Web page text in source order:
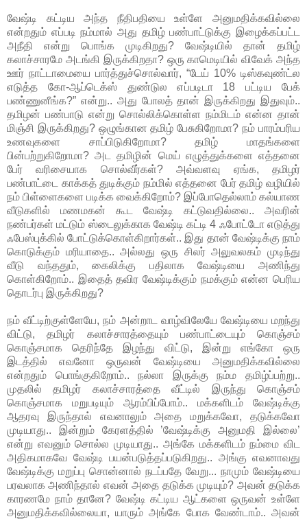
வேஷ்டி கட்டிய அந்த நீதிபதியை உள்ளே அனுமதிக்கவில்லை
என்றதும் எப்படி நம்மால் அது தமிழ் பண்பாட்டுக்கு இழைக்கப்பட்ட
அநீதி என்று பொங்க முடிகிறது? வேஷ்டியில் தான் தமிழ்
கலாச்சாரமே அடங்கி இருக்கிறதா? ஒரு காமெடியில் விவேக் அந்த
ஊர் நாட்டாமையை பார்த்துச்சொல்வார், “டேய் 10% டிஸ்கவுண்ட்ல
எடுத்த கோ-ஆப்டெக்ஸ் துண்டுல எப்படிடா 18 பட்டிய பேக்
பண்ணுனீங்க?” என்று.. அது போலத் தான் இருக்கிறது இதுவும்..
தமிழன் பண்பாடு என்று சொல்லிக்கொள்ள நம்மிடம் என்ன தான்
மிஞ்சி இருக்கிறது? ஒழுங்கான தமிழ் பேசுகிறோமா? நம் பாரம்பரிய
உணவுகளை சாப்பிடுகிறோமா? தமிழ் மாதங்களை
பின்பற்றுகிறோமா? அட தமிழின் மெய் எழுத்துக்களை எத்தனை
பேர் வரிசையாக சொல்வீர்கள்? அவ்வளவு ஏங்க, தமிழர்
பண்பாட்டை காக்கத் துடிக்கும் நம்மில் எத்தனை பேர் தமிழ் வழியில்
நம் பிள்ளைகளை படிக்க வைக்கிறோம்? இப்போதெல்லாம் கல்யாண
வீடுகளில் மணமகன் கூட வேஷ்டி கட்டுவதில்லை.. அவரின்
நண்பர்கள் மட்டும் ஸ்டைலுக்காக வேஷ்டி கட்டி 4 ஃபோட்டோ எடுத்து
ஃபேஸ்புக்கில் போட்டுக்கொள்கிறார்கள்.. இது தான் வேஷ்டிக்கு நாம்
கொடுக்கும் மரியாதை.. அல்லது ஒரு சிலர் அலுவலகம் முடிந்து
வீடு வந்ததும், கைலிக்கு பதிலாக வேஷ்டியை அணிந்து
கொள்கிறோம்.. இதைத் தவிர வேஷ்டிக்கும் நமக்கும் என்ன பெரிய
தொடர்பு இருக்கிறது?
நம் வீட்டிற்குள்ளேயே, நம் அன்றாட வாழ்விலேயே வேஷ்டியை மறந்து
விட்டு, தமிழர் கலாச்சாரத்தையும் பண்பாட்டையும் கொஞ்சம்
கொஞ்சமாக தெரிந்தே இழந்து விட்டு, இன்று எங்கோ ஒரு
இடத்தில் எவனோ ஒருவன் வேஷ்டியை அனுமதிக்கவில்லை
என்றதும் பொங்குகிறோம்.. நல்லா இருக்கு நம்ம தமிழ்ப்பற்று..
முதலில் தமிழர் கலாச்சாரத்தை வீட்டில் இருந்து கொஞ்சம்
கொஞ்சமாக மறுபடியும் ஆரம்பிப்போம்.. மக்களிடம் வேஷ்டிக்கு
ஆதரவு இருந்தால் எவனாலும் அதை மறுக்கவோ, தடுக்கவோ
முடியாது.. இன்றும் கேரளத்தில் ’வேஷ்டிக்கு அனுமதி இல்லை’
என்று எவனும் சொல்ல முடியாது.. அங்கே மக்களிடம் நம்மை விட
அதிகமாகவே வேஷ்டி பயன்படுத்தப்படுகிறது.. அங்கு எவனாவது
வேஷ்டிக்கு மறுப்பு சொன்னால் நடப்பதே வேறு... நாமும் வேஷ்டியை
பரவலாக அணிந்தால் எவன் அதை தடுக்க முடியும்? அவன் தடுக்க
காரணமே நாம் தானே? வேஷ்டி கட்டிய ஆட்களை ஒருவன் உள்ளே
அனுமதிக்கவில்லையா, யாரும் அங்கே போக வேண்டாம்.. அவன்